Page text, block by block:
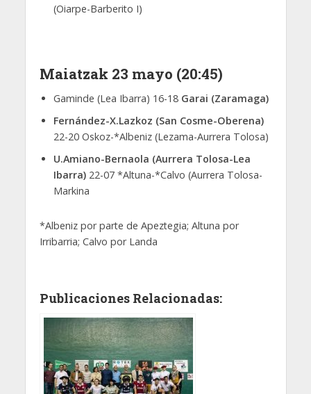
(Oiarpe-Barberito I)
Maiatzak 23 mayo (20:45)
Gaminde (Lea Ibarra) 16-18 Garai (Zaramaga)
Fernández-X.Lazkoz (San Cosme-Oberena)
22-20 Oskoz-*Albeniz (Lezama-Aurrera Tolosa)
U.Amiano-Bernaola (Aurrera Tolosa-Lea
Ibarra)22-07 *Altuna-*Calvo (Aurrera Tolosa-
Markina
*Albeniz por parte de Apeztegia; Altuna por
Irribarria; Calvo por Landa
Publicaciones Relacionadas: